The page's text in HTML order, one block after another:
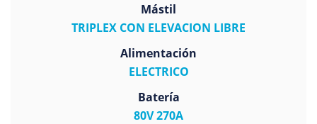
Mástil
TRIPLEX CON ELEVACION LIBRE
Alimentación
ELECTRICO
Batería
80V 270A